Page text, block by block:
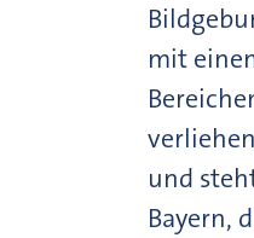
mit
und
Bayern,